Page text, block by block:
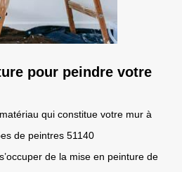
pour peindre votre
qui constitue votre mur à
de peintres 51140
de la mise en peinture de